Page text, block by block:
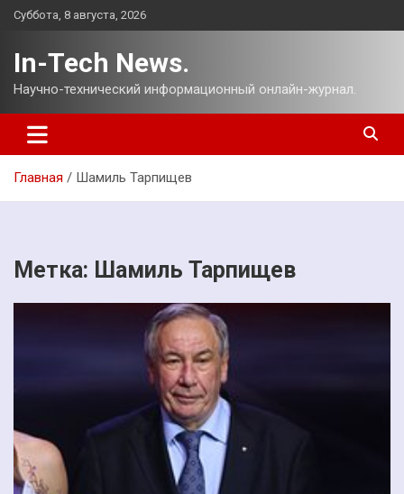
Перейти
Суббота, 8 августа, 2026
In-Tech News.
Научно-технический информационный онлайн-журнал.
Главная Шамиль Тарпищев
Метка: Шамиль Тарпищев